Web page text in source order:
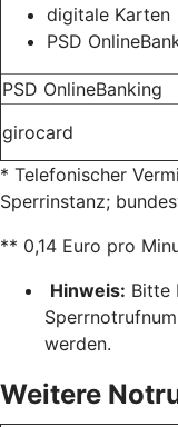
digitale Karten
PSD
PSD OnlineBanking
girocard
* Telefonischer
Sperrinstanz;
** 0,14 Euro pro
Hinweis: Bitte
werden.
Weitere